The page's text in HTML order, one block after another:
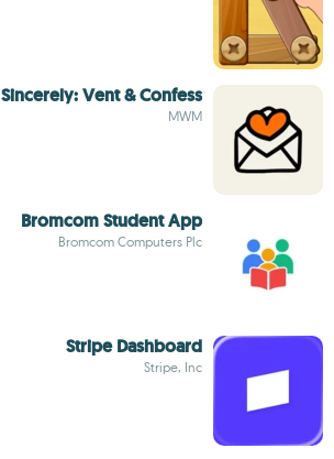
Sincerely: Vent & Confess
MWM
Bromcom Student App
Bromcom Computers Plc
Stripe Dashboard
Stripe, Inc